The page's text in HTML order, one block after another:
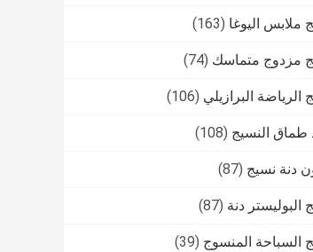
ملابس اليوغا (163)
مزدوج متماسك (74)
الرياضة البرازيلي (106)
طماق النسيج (108)
دنة نسيج (87)
البوليستر دنة (87)
السباحة المنسوج (39)